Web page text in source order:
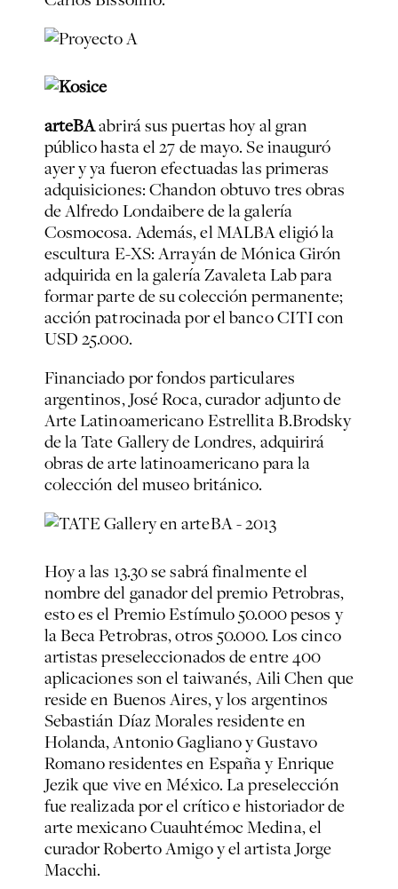
arteBAabrirá sus puertas hoy al gran
público hasta el 27 de mayo. Se inauguró
ayer y ya fueron efectuadas las primeras
adquisiciones: Chandon obtuvo tres obras
de Alfredo Londaibere de la galería
Cosmocosa. Además, el MALBA eligió la
escultura E-XS: Arrayán de Mónica Girón
adquirida en la galería Zavaleta Lab para
formar parte de su colección permanente;
acción patrocinada por el banco CITI con
USD 25.000.
Financiado por fondos particulares
argentinos, José Roca, curador adjunto de
Arte Latinoamericano Estrellita B.Brodsky
de la Tate Gallery de Londres, adquirirá
obras de arte latinoamericano para la
colección del museo británico.
Hoy a las 13.30 se sabrá finalmente el
nombre del ganador del premio Petrobras,
esto es el Premio Estímulo 50.000 pesos y
la Beca Petrobras, otros 50.000. Los cinco
artistas preseleccionados de entre 400
aplicaciones son el taiwanés, Aili Chen que
reside en Buenos Aires, y los argentinos
Sebastián Díaz Morales residente en
Holanda, Antonio Gagliano y Gustavo
Romano residentes en España y Enrique
Jezik que vive en México. La preselección
fue realizada por el crítico e historiador de
arte mexicano Cuauhtémoc Medina, el
curador Roberto Amigo y el artista Jorge
Macchi.